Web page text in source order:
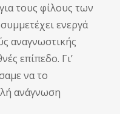
τους φίλους των
ενεργά
αναγνωστικής
επίπεδο. Γι’
να το
ανάγνωση